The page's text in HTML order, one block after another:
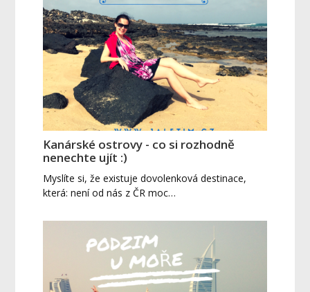
Kanárské ostrovy - co si rozhodně
nenechte ujít :)
Myslíte si, že existuje dovolenková destinace,
která: není od nás z ČR moc…